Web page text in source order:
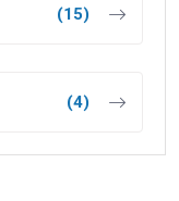
(15)
(4)